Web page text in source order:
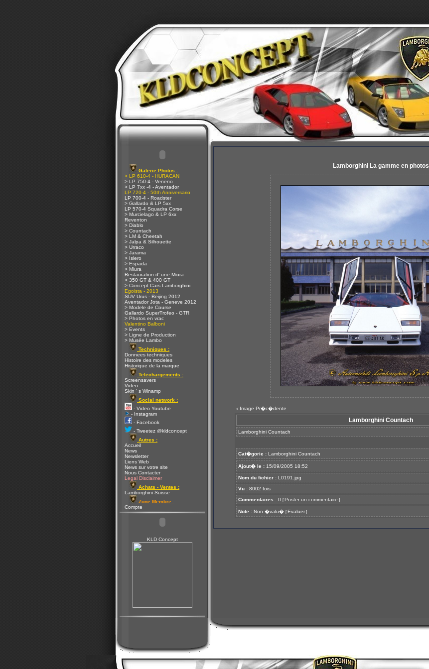
Galerie Photos :
> LP 610-4 - HURACAN
> LP 750-4 - Veneno
> LP 7xx -4 - Aventador
LP 720-4 - 50th Anniversario
LP 700-4 - Roadster
> Gallardo & LP 5xx
LP 570-4 Squadra Corse
> Murcielago & LP 6xx
Reventon
> Diablo
> Countach
> LM & Cheetah
> Jalpa & Silhouette
> Urraco
> Jarama
> Islero
> Espada
> Miura
Restauration d' une Miura
> 350 GT & 400 GT
> Concept Cars Lamborghini
Egoista - 2013
SUV Urus - Beijing 2012
Aventador Jota - Geneve 2012
> Modele de Course
Gallardo SuperTrofeo - GTR
> Photos en vrac
Valentino Balboni
> Events
> Ligne de Production
> Musée Lambo
Techniques :
Donnees techniques
Histoire des modeles
Historique de la marque
Telechargements :
Screensavers
Video
Skin ' s Winamp
Social network :
- Video Youtube
- Instagram
- Facebook
- Tweetez @kldconcept
Autres :
Accueil
News
Newsletter
Liens Web
News sur votre site
Nous Contacter
Legal Disclaimer
Achats - Ventes :
Lamborghini Suisse
Zone Membre :
Compte
KLD Concept
Lamborghini La gamme en photos
< Image Pr�c�dente
Lamborghini Countach
Lamborghini Countach
Cat�gorie : Lamborghini Countach
Ajout� le : 15/09/2005 18:52
Nom du fichier : L0191.jpg
Vu : 8002 fois
Commentaires : 0 [ Poster un commentaire ]
Note : Non �valu� [ Evaluer ]